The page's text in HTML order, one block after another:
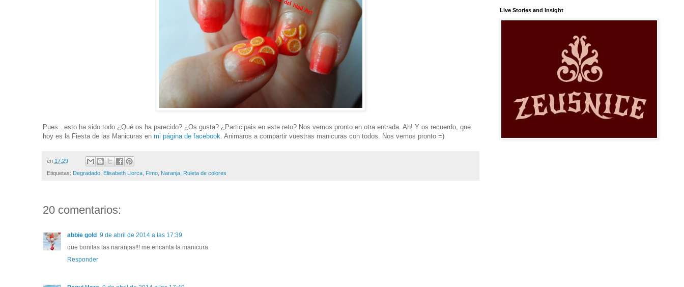
Pues...esto ha sido todo ¿Qué os ha parecido? ¿Os gusta? ¿Participais en este reto? Nos vemos pronto en otra entrada. Ah! Y os recuerdo, que
hoy es la Fiesta de las Manicuras en mi página de facebook . Animaros a compartir vuestras manicuras con todos. Nos vemos pronto =)
en 17:29
Etiquetas: Degradado Elisabeth Llorca Fimo Naranja Ruleta de colores
20 comentarios:
abbie gold 9 de abril de 2014 a las 17:39
que bonitas las naranjas!!! me encanta la manicura
Responder
Live Stories and Insight